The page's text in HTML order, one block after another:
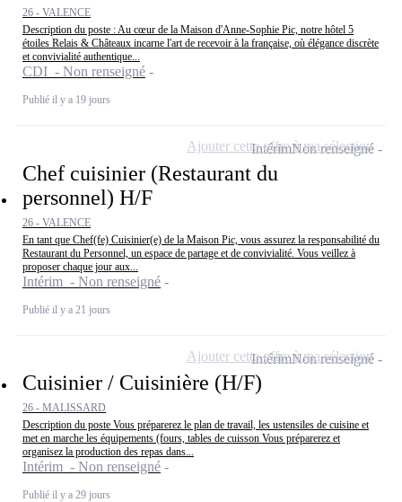
26 - VALENCE
Description du poste : Au cœur de la Maison d'Anne-Sophie Pic, notre hôtel 5
étoiles Relais & Châteaux incarne l'art de recevoir à la française, où élégance discrète
et convivialité authentique...
CDI - Non renseigné
Publié il y a 19 jours
Chef cuisinier (Restaurant du
personnel) H/F
26 - VALENCE
En tant que Chef(fe) Cuisinier(e) de la Maison Pic, vous assurez la responsabilité du
Restaurant du Personnel, un espace de partage et de convivialité. Vous veillez à
proposer chaque jour aux...
Intérim - Non renseigné
Publié il y a 21 jours
IntérimNon renseigné
Ajouter cette offre à ma sélection
Cuisinier / Cuisinière (H/F)
26 - MALISSARD
Description du poste Vous préparerez le plan de travail, les ustensiles de cuisine et
met en marche les équipements (fours, tables de cuisson Vous préparerez et
organisez la production des repas dans...
Intérim - Non renseigné
Publié il y a 29 jours
IntérimNon renseigné
Ajouter cette offre à ma sélection